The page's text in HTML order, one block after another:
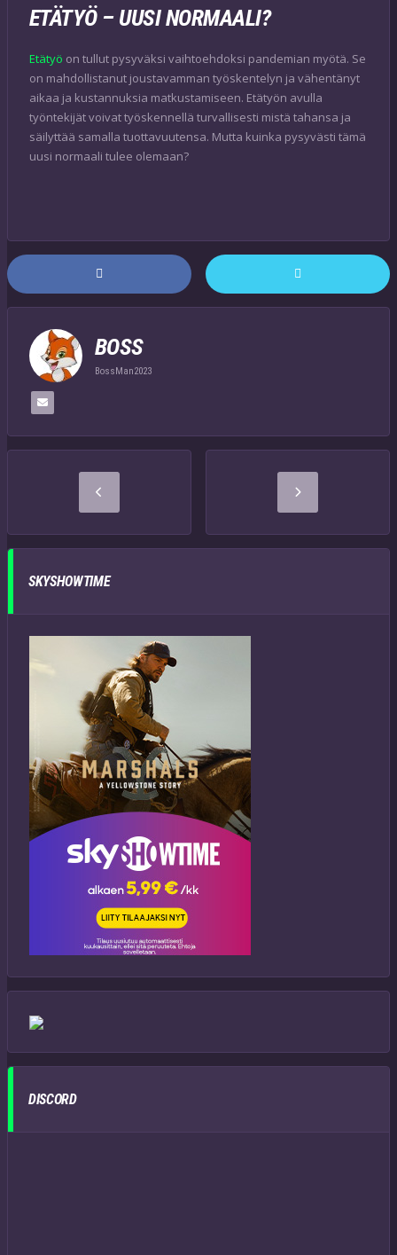
ETÄTYÖ – UUSI NORMAALI?
Etätyö on tullut pysyväksi vaihtoehdoksi pandemian myötä. Se
on mahdollistanut joustavamman työskentelyn ja vähentänyt
aikaa ja kustannuksia matkustamiseen. Etätyön avulla
työntekijät voivat työskennellä turvallisesti mistä tahansa ja
säilyttää samalla tuottavuutensa. Mutta kuinka pysyvästi tämä
uusi normaali tulee olemaan?
BOSS
BossMan2023
SKYSHOWTIME
DISCORD